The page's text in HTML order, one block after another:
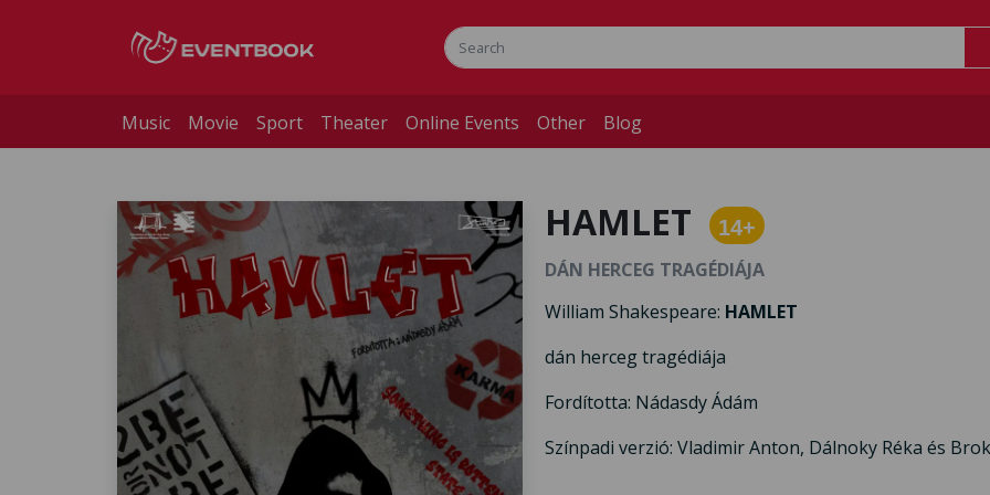
Music Movie Sport Theater Online Events Other Blog
HAMLET
14+
DÁN HERCEG TRAGÉDIÁJA
William Shakespeare: HAMLET
dán herceg tragédiája
Fordította: Nádasdy Ádám
Színpadi verzió: Vladimir Anton, Dálnoky Réka és